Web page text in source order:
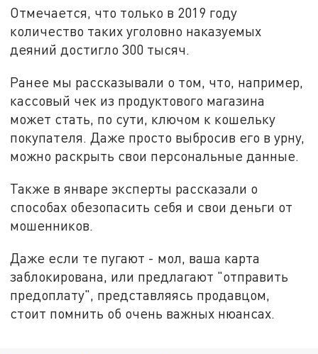
Отмечается, что только в 2019 году
количество таких уголовно наказуемых
деяний достигло 300 тысяч.
Ранее мы рассказывали о том, что, например,
кассовый чек из продуктового магазина
может стать, по сути, ключом к кошельку
покупателя. Даже просто выбросив его в урну,
можно раскрыть свои персональные данные.
Также в январе эксперты рассказали о
способах обезопасить себя и свои деньги от
мошенников.
Даже если те пугают - мол, ваша карта
заблокирована, или предлагают "отправить
предоплату", представляясь продавцом,
стоит помнить об очень важных нюансах.